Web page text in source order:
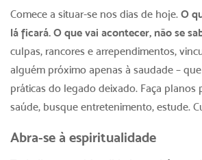
Comece a situar-se nos dias de hoje. O
lá ficará. O que vai acontecer, não se
culpas, rancores e arrependimentos,
alguém próximo apenas à saudade –
práticas do legado deixado. Faça planos
saúde, busque entretenimento, estude.
Abra-se à espiritualidade